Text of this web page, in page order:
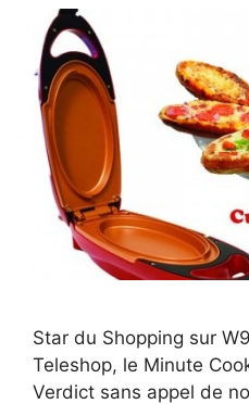
Star du Shopping sur
Teleshop, le Minute
Verdict sans appel de